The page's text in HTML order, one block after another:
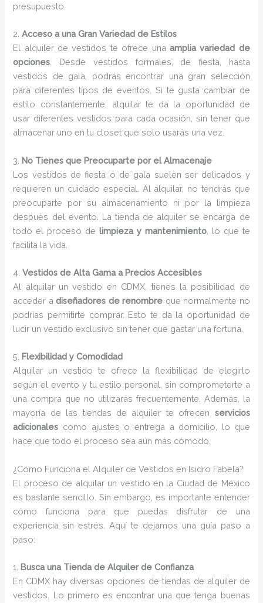
presupuesto.
2.Acceso a una Gran Variedad de Estilos
El alquiler de vestidos te ofrece una amplia variedad de
opciones . Desde vestidos formales, de fiesta, hasta
vestidos de gala, podrás encontrar una gran selección
para diferentes tipos de eventos. Si te gusta cambiar de
estilo constantemente, alquilar te da la oportunidad de
usar diferentes vestidos para cada ocasión, sin tener que
almacenar uno en tu closet que solo usarás una vez.
3. No Tienes que Preocuparte por el Almacenaje
Los vestidos de fiesta o de gala suelen ser delicados y
requieren un cuidado especial. Al alquilar, no tendrás que
preocuparte por su almacenamiento ni por la limpieza
después del evento. La tienda de alquiler se encarga de
todo el proceso de limpieza y mantenimiento, lo que te
facilita la vida.
4.Vestidos de Alta Gama a Precios Accesibles
Al alquilar un vestido en CDMX, tienes la posibilidad de
acceder adiseñadores de renombre que normalmente no
podrías permitirte comprar. Esto te da la oportunidad de
lucir un vestido exclusivo sin tener que gastar una fortuna.
5. Flexibilidad y Comodidad
Alquilar un vestido te ofrece la flexibilidad de elegirlo
según el evento y tu estilo personal, sin comprometerte a
una compra que no utilizarás frecuentemente. Además, la
mayoría de las tiendas de alquiler te ofrecen servicios
adicionales como ajustes o entrega a domicilio, lo que
hace que todo el proceso sea aún más cómodo.
¿Cómo Funciona el Alquiler de Vestidos en Isidro Fabela?
El proceso de alquilar un vestido en la Ciudad de México
es bastante sencillo. Sin embargo, es importante entender
cómo funciona para que puedas disfrutar de una
experiencia sin estrés. Aquí te dejamos una guía paso a
paso:
1. Busca una Tienda de Alquiler de Confianza
En CDMX hay diversas opciones de tiendas de alquiler de
vestidos. Lo primero es encontrar una que tenga buenas